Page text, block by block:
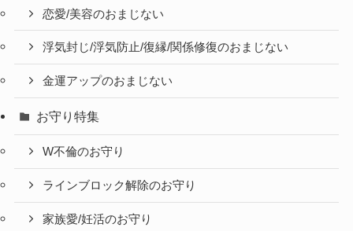
恋愛/美容のおまじない
浮気封じ/浮気防止/復縁/関係修復のおまじない
金運アップのおまじない
お守り特集
W不倫のお守り
ラインブロック解除のお守り
家族愛/妊活のお守り